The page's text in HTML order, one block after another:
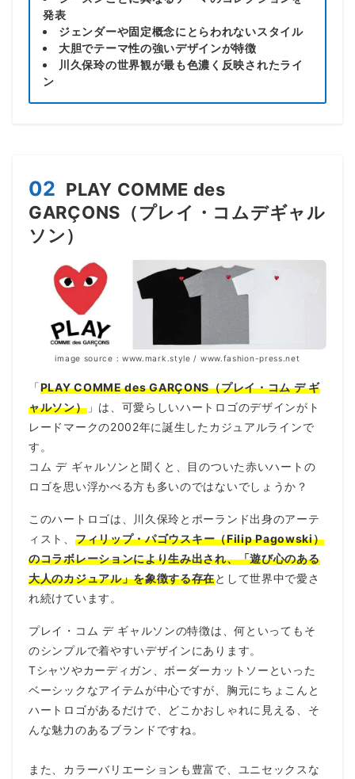
発表
ジェンダーや固定概念にとらわれないスタイル
大胆でテーマ性の強いデザインが特徴
川久保玲の世界観が最も色濃く反映されたライ
ン
02 PLAY COMME des
GARÇONS（プレイ・コムデギャル
ソン）
image source : www.mark.style / www.fashion-press.net
「PLAY COMME des GARÇONS（プレイ・コム デ ギ
ャルソン）」は、可愛らしいハートロゴのデザインがト
レードマークの2002年に誕生したカジュアルラインで
す。
コム デ ギャルソンと聞くと、目のついた赤いハートの
ロゴを思い浮かべる方も多いのではないでしょうか？
このハートロゴは、川久保玲とポーランド出身のアーテ
ィスト、 フィリップ・パゴウスキー（Filip Pagowski）
のコラボレーションにより生み出され、「遊び心のある
大人のカジュアル」を象徴する存在として世界中で愛さ
れ続けています。
プレイ・コム デ ギャルソンの特徴は、何といってもそ
のシンプルで着やすいデザインにあります。
Tシャツやカーディガン、ボーダーカットソーといった
ベーシックなアイテムが中心ですが、胸元にちょこんと
ハートロゴがあるだけで、どこかおしゃれに見える、そ
んな魅力のあるブランドですね。
また、カラーバリエーションも豊富で、ユニセックスな